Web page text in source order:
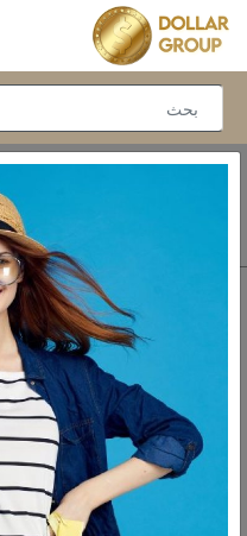
رواد الادوات المنزلية فى مصر